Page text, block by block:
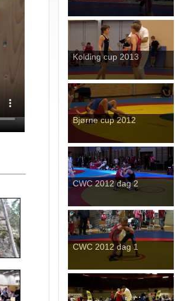
Kolding cup 2013
Bjørne cup 2012
CWC 2012 dag 2
CWC 2012 dag 1